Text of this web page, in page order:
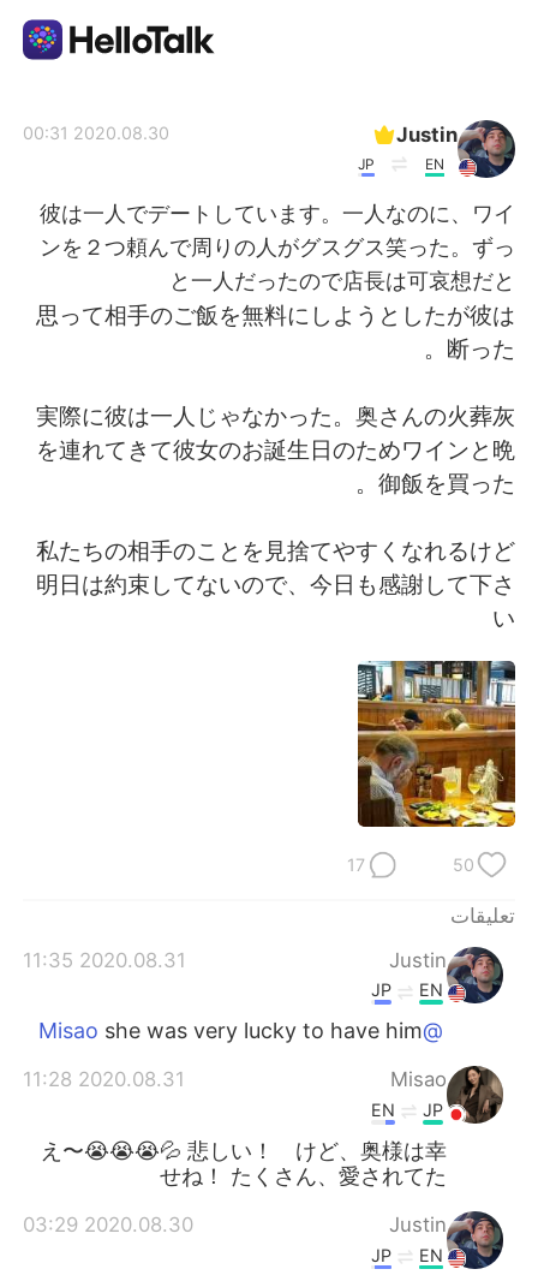
العربية
繁體中文 Español
日本語 한국어
Justin
EN
JP
2020.08.30 00:31
彼は一人でデートしています。一人なのに、ワイ
ンを２つ頼んで周りの人がグスグス笑った。ずっ
と一人だったので店長は可哀想だと
思って相手のご飯を無料にしようとしたが彼は
断った。
実際に彼は一人じゃなかった。奥さんの火葬灰
を連れてきて彼女のお誕生日のためワインと晩
御飯を買った。
私たちの相手のことを見捨てやすくなれるけど
明日は約束してないので、今日も感謝して下さ
い
50
17
تعليقات
Justin
2020.08.31 11:35
EN
JP
@Misao
she was very lucky to have him
Misao
2020.08.31 11:28
JP
EN
え〜😭😭😭💦 悲しい！ けど、奥様は幸
せね！ たくさん、愛されてた
Justin
2020.08.30 03:29
EN
JP